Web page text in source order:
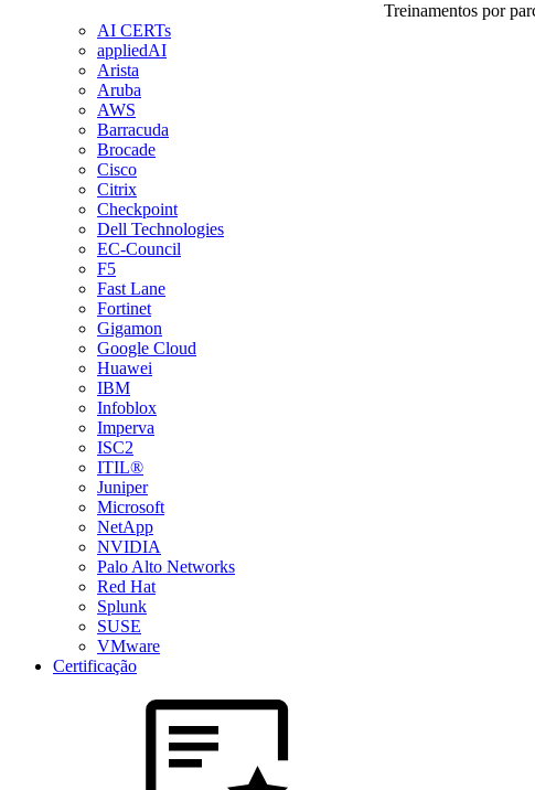
Treinamentos por
AI CERTs
appliedAI
Arista
Aruba
AWS
Barracuda
Brocade
Cisco
Citrix
Checkpoint
Dell Technologies
EC-Council
F5
Fast Lane
Fortinet
Gigamon
Google Cloud
Huawei
IBM
Infoblox
Imperva
ISC2
ITIL®
Juniper
Microsoft
NetApp
NVIDIA
Palo Alto Networks
Red Hat
Splunk
SUSE
VMware
Certificação